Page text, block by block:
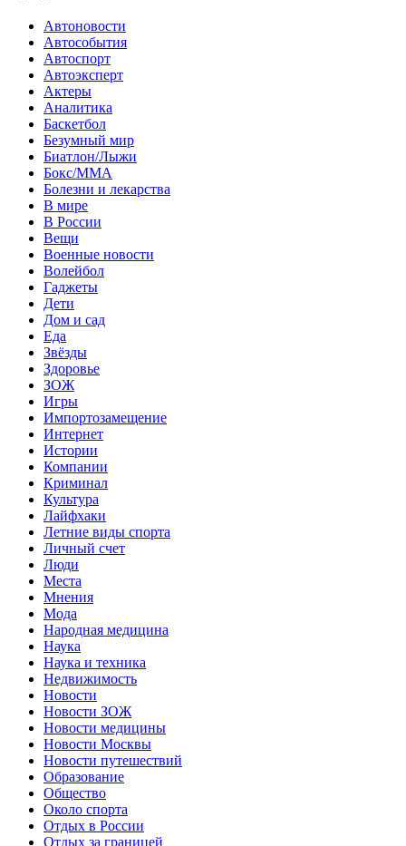
Автоновости
Автособытия
Автоспорт
Автоэксперт
Актеры
Аналитика
Баскетбол
Безумный мир
Биатлон/Лыжи
Бокс/MMA
Болезни и лекарства
В мире
В России
Вещи
Военные новости
Волейбол
Гаджеты
Дети
Дом и сад
Еда
Звёзды
Здоровье
ЗОЖ
Игры
Импортозамещение
Интернет
Истории
Компании
Криминал
Культура
Лайфхаки
Летние виды спорта
Личный счет
Люди
Места
Мнения
Мода
Народная медицина
Наука
Наука и техника
Недвижимость
Новости
Новости ЗОЖ
Новости медицины
Новости Москвы
Новости путешествий
Образование
Общество
Около спорта
Отдых в России
Отдых за границей